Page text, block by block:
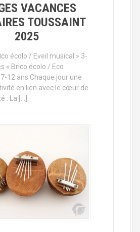
VACANCES
TOUSSAINT
2025
écolo / Eveil musical » 3-
« Brico écolo / Eco
12 ans Chaque jour une
en lien avec le cœur de
: La […]